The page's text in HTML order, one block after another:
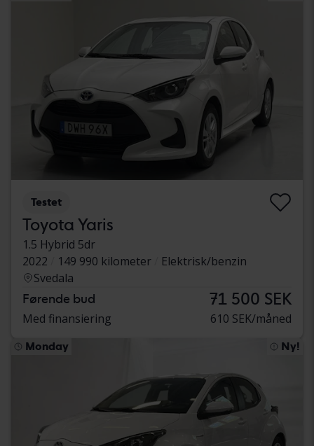
Testet
Toyota Yaris
1.5 Hybrid 5dr
2022
149 990 kilometer
Elektrisk/benzin
Svedala
Førende bud 71 500 SEK
Med finansiering 610 SEK/måned
Monday Ny!